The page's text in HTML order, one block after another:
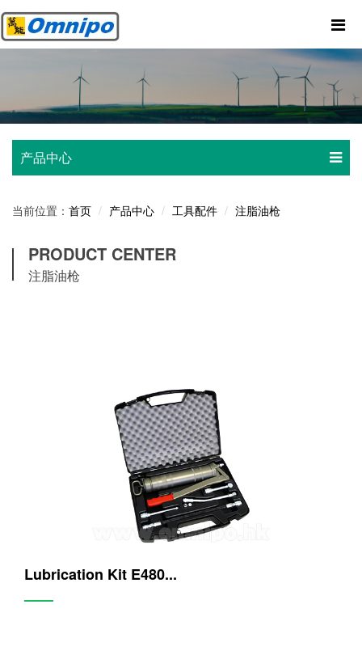
产品中心
当前位置： 首页 产品中心 工具配件 注脂油枪
PRODUCT CENTER
注脂油枪
Lubrication Kit E480...
——